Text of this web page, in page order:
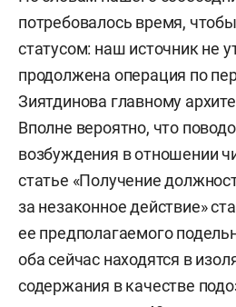
потребовалось время,
статусом: наш источник не
продолжена операция по
Зиятдинова главному
Вполне вероятно, что
возбуждения в отношении
статье «Получение
за незаконное действие»
ее предполагаемого
оба сейчас находятся в
содержания в качестве